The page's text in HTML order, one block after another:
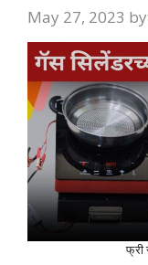
May 27, 2023 by
फ्री